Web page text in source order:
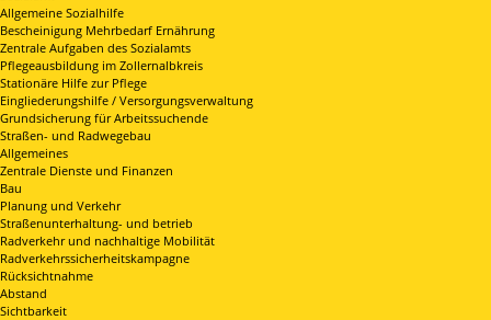
Allgemeine Sozialhilfe
Bescheinigung Mehrbedarf Ernährung
Zentrale Aufgaben des Sozialamts
Pflegeausbildung im Zollernalbkreis
Stationäre Hilfe zur Pflege
Eingliederungshilfe / Versorgungsverwaltung
Grundsicherung für Arbeitssuchende
Straßen- und Radwegebau
Allgemeines
Zentrale Dienste und Finanzen
Bau
Planung und Verkehr
Straßenunterhaltung- und betrieb
Radverkehr und nachhaltige Mobilität
Radverkehrssicherheitskampagne
Rücksichtnahme
Abstand
Sichtbarkeit